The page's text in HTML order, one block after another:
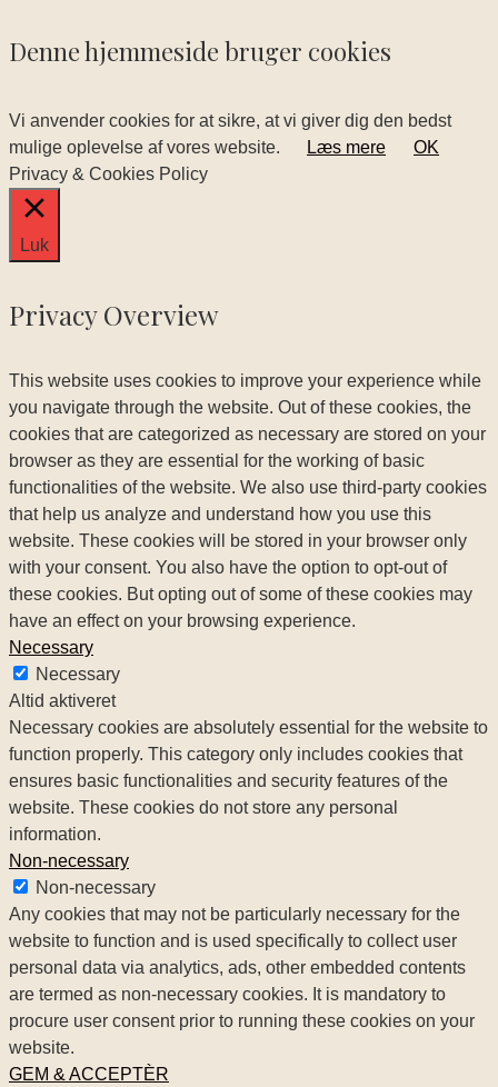
Denne hjemmeside bruger cookies
Vi anvender cookies for at sikre, at vi giver dig den bedst
mulige oplevelse af vores website.
Læs mere
OK
Privacy & Cookies Policy
Luk
Privacy Overview
This website uses cookies to improve your experience while
you navigate through the website. Out of these cookies, the
cookies that are categorized as necessary are stored on your
browser as they are essential for the working of basic
functionalities of the website. We also use third-party cookies
that help us analyze and understand how you use this
website. These cookies will be stored in your browser only
with your consent. You also have the option to opt-out of
these cookies. But opting out of some of these cookies may
have an effect on your browsing experience.
Necessary
Necessary
Altid aktiveret
Necessary cookies are absolutely essential for the website to
function properly. This category only includes cookies that
ensures basic functionalities and security features of the
website. These cookies do not store any personal
information.
Non-necessary
Non-necessary
Any cookies that may not be particularly necessary for the
website to function and is used specifically to collect user
personal data via analytics, ads, other embedded contents
are termed as non-necessary cookies. It is mandatory to
procure user consent prior to running these cookies on your
website.
GEM & ACCEPTÈR